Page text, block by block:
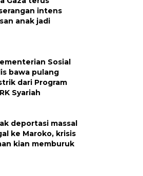
intens
anak jadi
Sosial
bawa pulang
dari Program
Syariah
deportasi massal
ke Maroko, krisis
kian memburuk